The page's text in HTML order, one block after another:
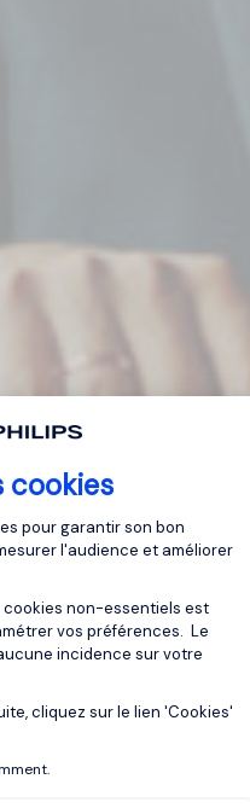
cookies
pour garantir son bon
l'audience et améliorer
non-essentiels est
vos préférences. Le
incidence sur votre
cliquez sur le lien 'Cookies'